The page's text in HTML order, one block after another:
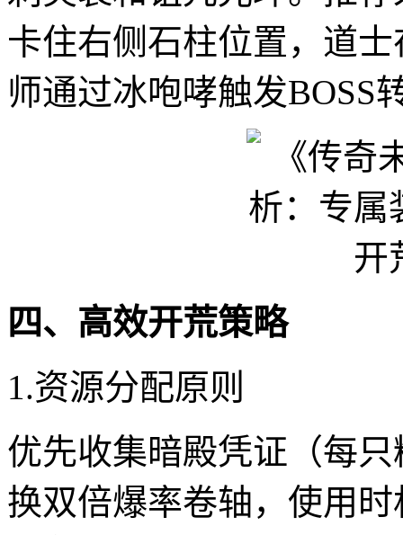
卡住右侧石柱位置，道
师通过冰咆哮触发BOSS
四、高效开荒策略
1.资源分配原则
优先收集暗殿凭证（每
换双倍爆率卷轴，使用